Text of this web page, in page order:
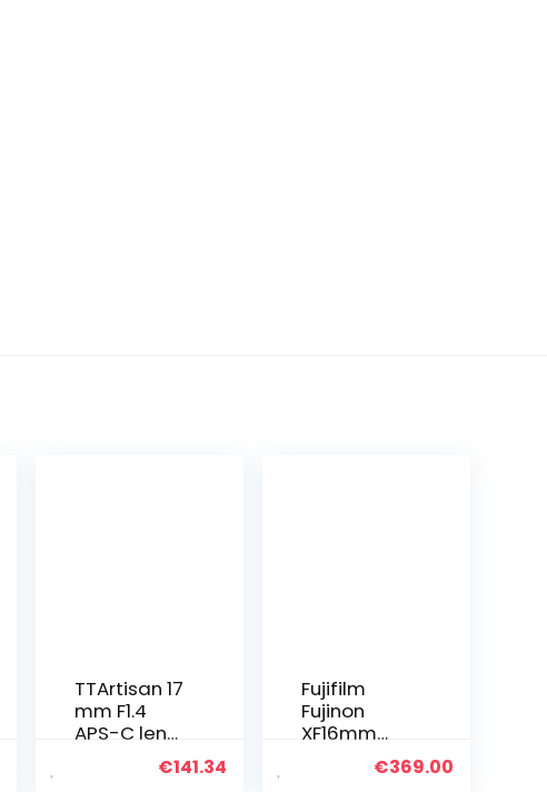
TTArtisan 17
mm F1.4
APS-C lens
handmatig
€141.34
Fujifilm
Fujinon
XF16mm
f2.8 R WR
Groothoekl
€369.00